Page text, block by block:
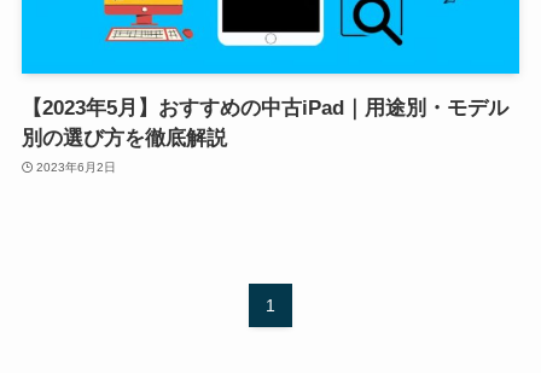
【2023年5月】おすすめの中古iPad｜用途別・モデル
別の選び方を徹底解説
2023年6月2日
1